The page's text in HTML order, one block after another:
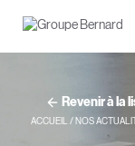
ACCUEIL / NOS
Revenir à la